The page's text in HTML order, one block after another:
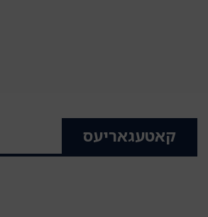
קאטעגאריעס